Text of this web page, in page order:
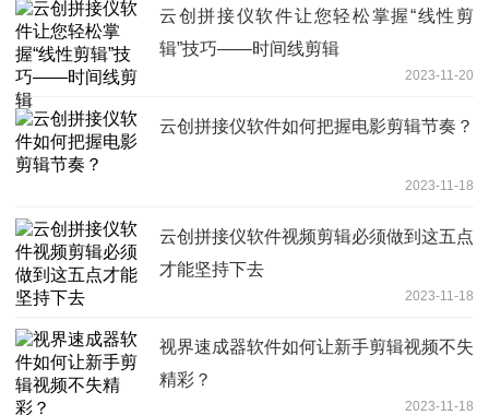
云创拼接仪软件让您轻松掌握“线性剪
辑”技巧——时间线剪辑
2023-11-20
云创拼接仪软件如何把握电影剪辑节奏？
2023-11-18
云创拼接仪软件视频剪辑必须做到这五点
才能坚持下去
2023-11-18
视界速成器软件如何让新手剪辑视频不失
精彩？
2023-11-18